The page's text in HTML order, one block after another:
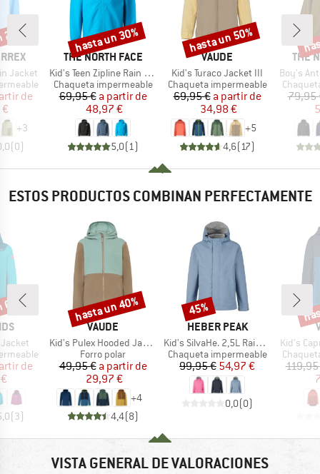
Jacket
reducido
de
+3
(0)
MARCA
THE NORTH FACE
Artículo
Kid's Teen Zipline Rain Jacket
Product group
Chaqueta impermeable
Precio
69,95 € Precio reducido
a partir de
48,97 €
5,0( 1)
Descuento
hasta un 30%
MARCA
VAUDE
Artículo
Kid's Turaco Jacket III
Product group
Chaqueta impermeable
Precio
69,95 € Precio reducido
a partir de
34,98 €
+5
4,6( 17)
Descuento
hasta un 50%
THE
Artículo
Boy's
Product
79,95
ESTOS PRODUCTOS COMBINAN PERFECTAMENTE
reducido
de
(3)
MARCA
VAUDE
Artículo
Kid's Pulex Hooded Jacket II
Product group
Forro polar
Precio
49,95 € Precio reducido
a partir de
29,97 €
+4
4,4(8)
Descuento
hasta un 40%
MARCA
HEBER PEAK
Artículo
Kid's SilvaHe. 2,5L Rain Jacket
Product group
Chaqueta impermeable
Precio
99,95 €Precio reducido
54,97 €
0,0(0)
Descuento
45%
Artículo
Kid's
Product
VISTA GENERAL DE VALORACIONES